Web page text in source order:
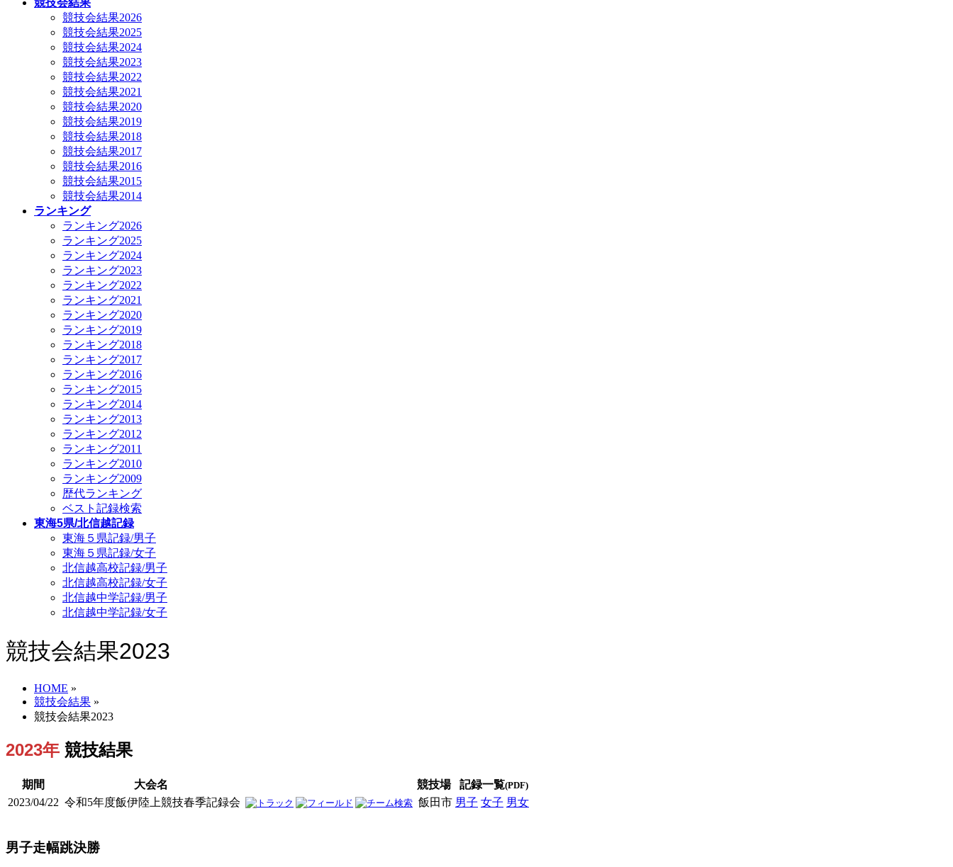
競技会結果
競技会結果2026
競技会結果2025
競技会結果2024
競技会結果2023
競技会結果2022
競技会結果2021
競技会結果2020
競技会結果2019
競技会結果2018
競技会結果2017
競技会結果2016
競技会結果2015
競技会結果2014
ランキング
ランキング2026
ランキング2025
ランキング2024
ランキング2023
ランキング2022
ランキング2021
ランキング2020
ランキング2019
ランキング2018
ランキング2017
ランキング2016
ランキング2015
ランキング2014
ランキング2013
ランキング2012
ランキング2011
ランキング2010
ランキング2009
歴代ランキング
ベスト記録検索
東海5県/北信越記録
東海５県記録/男子
東海５県記録/女子
北信越高校記録/男子
北信越高校記録/女子
北信越中学記録/男子
北信越中学記録/女子
競技会結果2023
HOME »
競技会結果 »
競技会結果2023
2023年 競技結果
期間 大会名 競技場 記録一覧(PDF)
2023/04/22 令和5年度飯伊陸上競技春季記録会 飯田市 男子 女子 男女
男子走幅跳決勝